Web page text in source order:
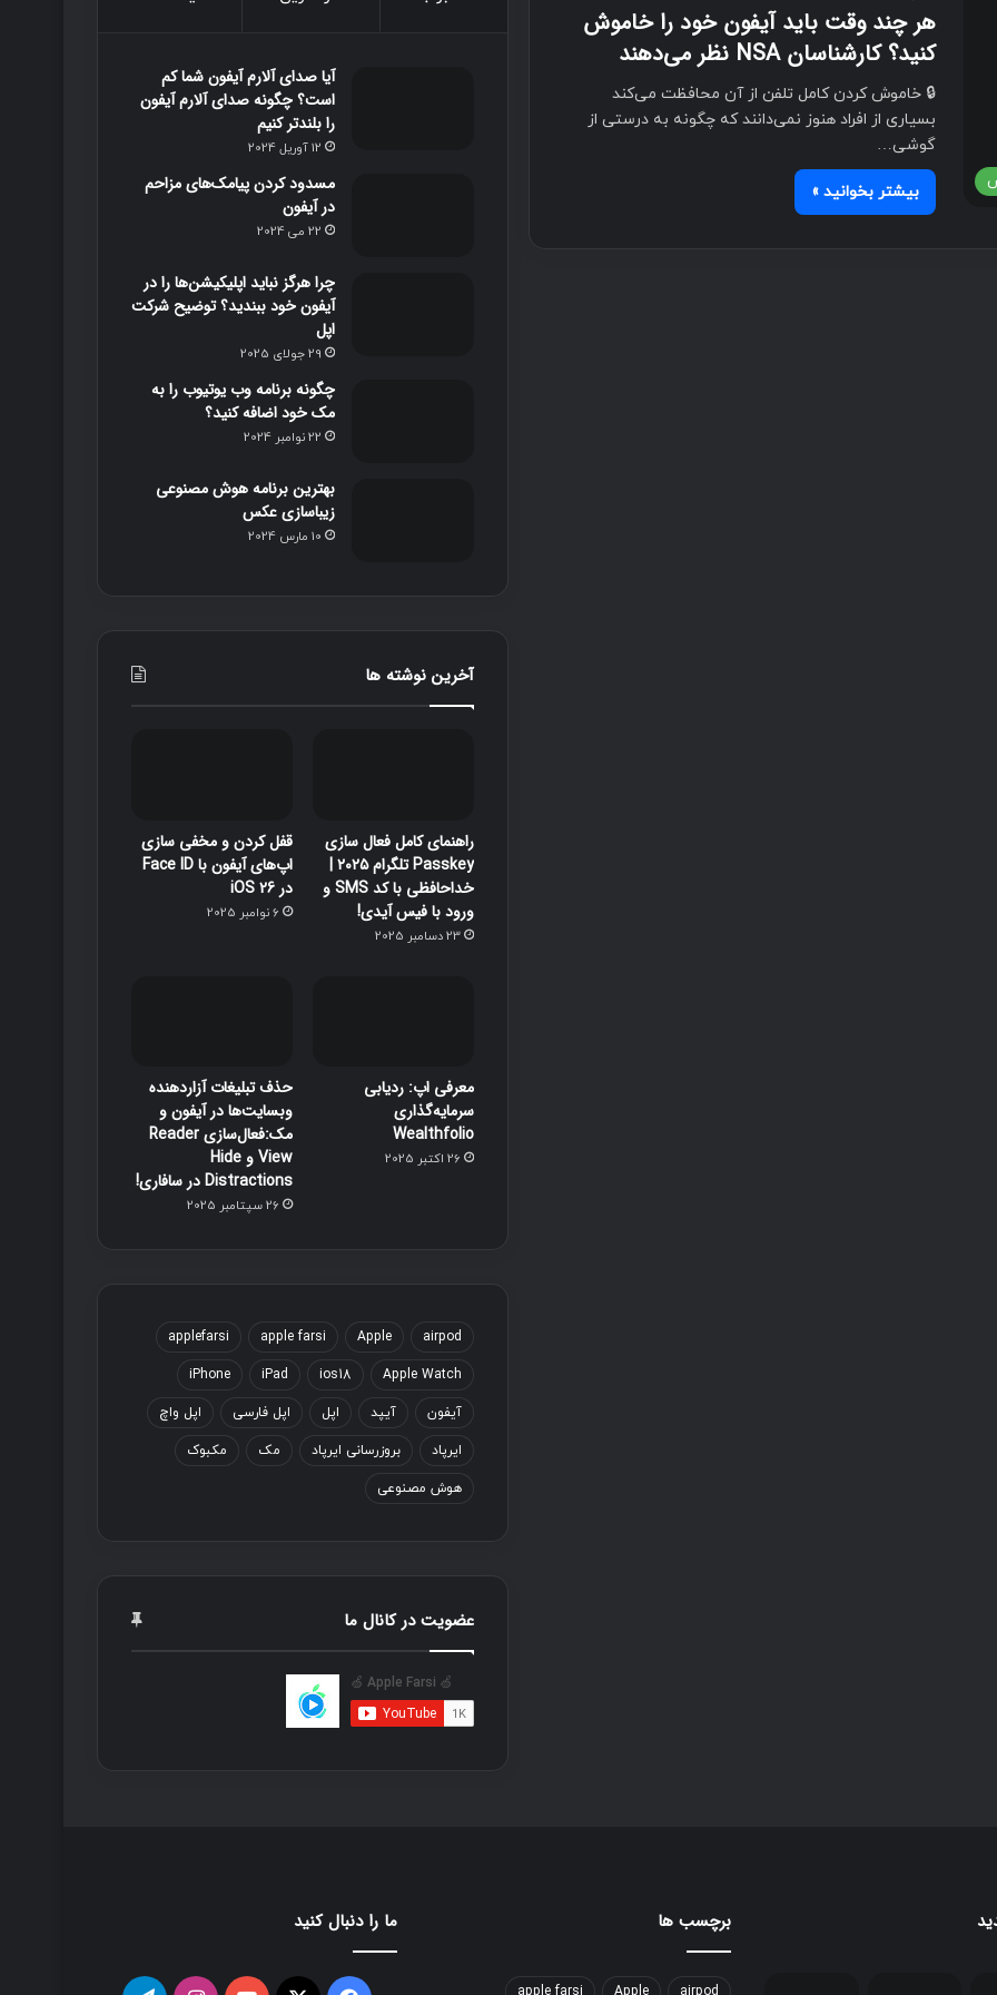
هر چند وقت باید آیفون خود را خاموش
کنید؟ کارشناسان NSA نظر می‌دهند
🔒 خاموش کردن کامل تلفن از آن محافظت می‌کند
بسیاری از افراد هنوز نمی‌دانند که چگونه به درستی از
گوشی…
بیشتر بخوانید »
ب
ا
گ
ر
ا
م
آیا صدای آلارم آیفون شما کم
است؟ چگونه صدای آلارم آیفون
را بلندتر کنیم
12 آوریل 2024
مسدود کردن پیامک‌های مزاحم
در آیفون
22 می 2024
چرا هرگز نباید اپلیکیشن‌ها را در
آیفون خود ببندید؟ توضیح شرکت
اپل
29 جولای 2025
چگونه برنامه وب یوتیوب را به
مک خود اضافه کنید؟
22 نوامبر 2024
بهترین برنامه‌ هوش مصنوعی
زیباسازی عکس
10 مارس 2024
آخرین نوشته ها
راهنمای کامل فعال سازی
Passkey تلگرام ۲۰۲۵ |
خداحافظی با کد SMS و
ورود با فیس آیدی!
23 دسامبر 2025
قفل‌ کردن و مخفی‌ سازی
اپ‌های آیفون با Face ID
در iOS 26
6 نوامبر 2025
معرفی اپ: ردیابی
سرمایه‌گذاری
Wealthfolio
26 اکتبر 2025
حذف تبلیغات آزاردهنده
وبسایت‌ها در آیفون و
مک:فعال‌سازی Reader
View و Hide
Distractions در سافاری!
26 سپتامبر 2025
airpod
Apple
apple farsi
applefarsi
Apple Watch
ios18
iPad
iPhone
آیفون آیپد اپل اپل فارسی اپل واچ
ایرپاد بروزرسانی ایرپاد مک مکبوک
هوش مصنوعی
عضویت در کانال ما
برچسب ها ما را دنبال کنید